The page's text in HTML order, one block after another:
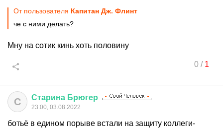
От пользователя Капитан Дж. Флинт
че с ними делать?
Мну на сотик кинь хоть половину
0/ 1
С Старина Брюгер
23:00, 03.08.2022
ботьё в едином порыве встали на защиту коллеги-